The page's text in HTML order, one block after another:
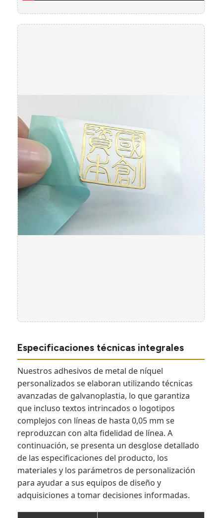
Especificaciones técnicas integrales
Nuestros adhesivos de metal de níquel
personalizados se elaboran utilizando técnicas
avanzadas de galvanoplastia, lo que garantiza
que incluso textos intrincados o logotipos
complejos con líneas de hasta 0,05 mm se
reproduzcan con alta fidelidad de línea. A
continuación, se presenta un desglose detallado
de las especificaciones del producto, los
materiales y los parámetros de personalización
para ayudar a sus equipos de diseño y
adquisiciones a tomar decisiones informadas.